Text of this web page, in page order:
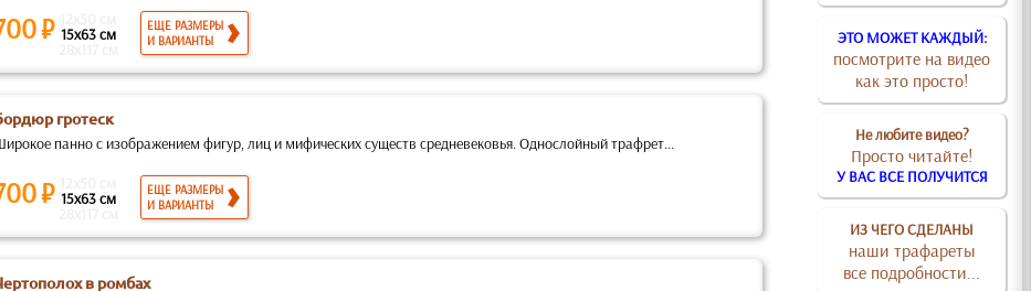
ЭТО МОЖЕТ КАЖДЫЙ:
посмотрите на видео
как это просто!
Не любите видео?
Просто читайте!
У ВАС ВСЕ ПОЛУЧИТСЯ
ИЗ ЧЕГО СДЕЛАНЫ
наши трафареты
все подробности...
₽ 15x63 см
ЕЩЕ РАЗМЕРЫ
И ВАРИАНТЫ
гротеск
панно с изображением фигур, лиц и мифических существ средневековья. Однослойный трафрет...
₽ 15x63 см
ЕЩЕ РАЗМЕРЫ
И ВАРИАНТЫ
в ромбах